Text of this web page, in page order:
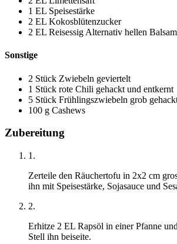
1 EL Speisestärke
2 EL Kokosblütenzucker
2 EL Reisessig Alternativ hellen
Sonstige
2 Stück Zwiebeln geviertelt
1 Stück rote Chili gehackt und entkernt
5 Stück Frühlingszwiebeln grob
100 g Cashews
Zubereitung
1.
Zerteile den Räuchertofu in 2x2 cm
ihn mit Speisestärke, Sojasauce und
2.
Erhitze 2 EL Rapsöl in einer Pfanne
Stell ihn beiseite.